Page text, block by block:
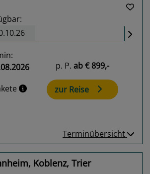
p. P. ab€ 899,-
zur Reise
Terminübersicht
Koblenz, Trier